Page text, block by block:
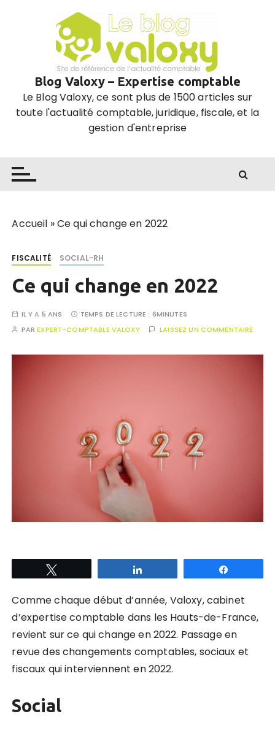
Blog Valoxy – Expertise comptable
Le Blog Valoxy, ce sont plus de 1500 articles sur
toute l'actualité comptable, juridique, fiscale, et la
gestion d'entreprise
Accueil »Ce qui change en 2022
FISCALITÉ SOCIAL-RH
Ce qui change en 2022
IL Y A 5 ANS TEMPS DE LECTURE : 6MINUTES
PAREXPERT-COMPTABLE VALOXY LAISSEZ UN COMMENTAIRE
Comme chaque début d’année, Valoxy, cabinet
d’expertise comptable dans les Hauts-de-France,
revient sur ce qui change en 2022. Passage en
revue des changements comptables, sociaux et
fiscaux qui interviennent en 2022.
Social